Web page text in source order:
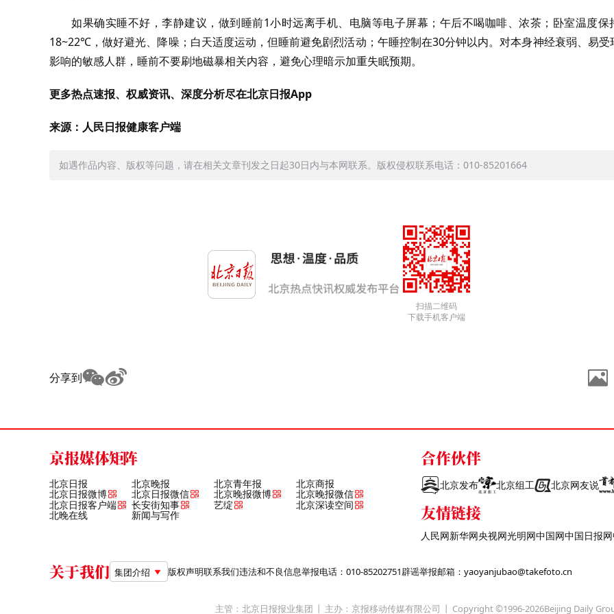
如果确实睡不好，李静建议，做到睡前1小时远离手机、电脑等电子屏幕；午后不喝咖啡、浓茶；卧室温度保
18~22℃，做好避光、降噪；白天适度运动，但睡前避免剧烈活动；午睡控制在30分钟以内。对本身神经衰弱、易受
影响的敏感人群，睡前不要刷地磁暴相关内容，避免心理暗示加重失眠预期。
更多热点速报、权威资讯、深度分析尽在北京日报App
来源：人民日报健康客户端
如遇作品内容、版权等问题，请在相关文章刊发之日起30日内与本网联系。版权侵权联系电话：010-85201664
扫描二维码
下载手机客户端
分享到
京报媒体矩阵
北京日报 北京晚报 北京青年报 北京商报
北京日报微博 北京日报微信 北京晚报微博
北京晚报微信
北京日报客户端
长安街知事 艺绽 北京深读空间
北晚在线 新闻与写作
合作伙伴
北京发布 北京组工 北京网友说
友情链接
人民网新华网央视网光明网中国网中国日报网
关于我们 集团介绍 版权声明联系我们违法和不良信息举报电话：010-85202751辟谣举报邮箱：yaoyanjubao@takefoto.cn
主管：北京日报报业集团 主办：京报移动传媒有限公司 Copyright ©1996-2026Beijing Daily